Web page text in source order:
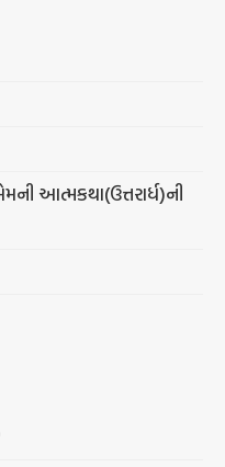
આત્મકથા(ઉત્તરાર્ધ)ની